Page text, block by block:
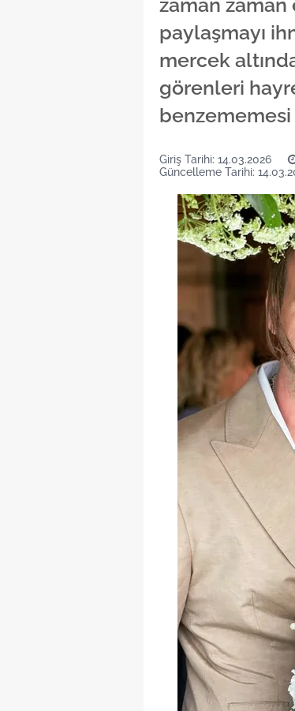
zaman zaman
paylaşmayı
mercek
görenleri
benzememesi
Giriş Tarihi: 14.03.2026
Güncelleme Tarihi: